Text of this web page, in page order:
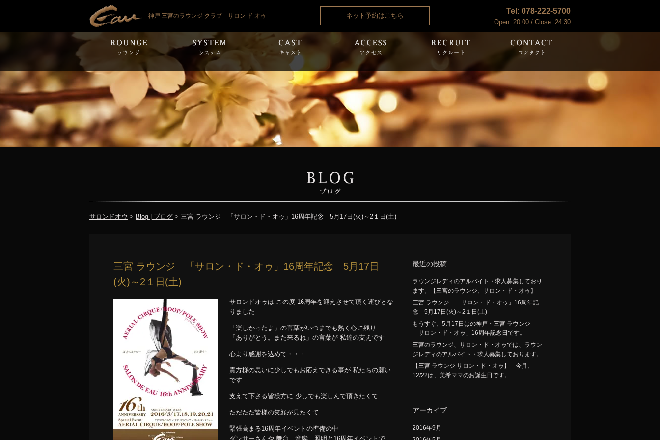
神戸 三宮のラウンジ クラブ サロン ド オゥ ネット予約はこちら
Tel: 078-222-5700
Open: 20:00 / Close: 24:30
サロンドオウ > Blog | ブログ > 三宮 ラウンジ 「サロン・ド・オゥ」16周年記念 5月17日(火)～2１日(土)
三宮 ラウンジ 「サロン・ド・オゥ」16周年記念 5月17日
(火)～2１日(土)
サロンドオゥは この度 16周年を迎えさせて頂く運びとな
りました
「楽しかったよ」の言葉がいつまでも熱く心に残り
「ありがとう。また来るね」の言葉が 私達の支えです
心より感謝を込めて・・・
貴方様の思いに少しでもお応えできる事が 私たちの願い
です
支えて下さる皆様方に 少しでも楽しんで頂きたくて…
ただただ皆様の笑顔が見たくて…
緊張高まる16周年イベントの準備の中
ダンサーさんや 舞台、音響、照明と16周年イベントで
最近の投稿
ラウンジレディのアルバイト・求人募集しており
ます。【三宮のラウンジ、サロン・ド・オゥ】
三宮 ラウンジ 「サロン・ド・オゥ」16周年記
念 5月17日(火)～2１日(土)
もうすぐ、5月17日はの神戸・三宮 ラウンジ
「サロン・ド・オゥ」16周年記念日です。
三宮のラウンジ、サロン・ド・オゥでは、ラウン
ジレディのアルバイト・求人募集しております。
【三宮 ラウンジ サロン・ド・オゥ】 今月、
12/22は、美希ママのお誕生日です。
アーカイブ
2016年9月